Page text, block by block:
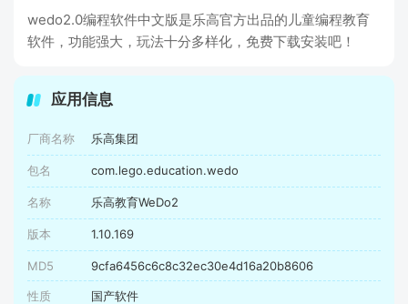
wedo2.0编程软件中文版是乐高官方出品的儿童编程教育
软件，功能强大，玩法十分多样化，免费下载安装吧！
应用信息
厂商名称 乐高集团
包名 com.lego.education.wedo
名称 乐高教育WeDo2
版本 1.10.169
MD5 9cfa6456c6c8c32ec30e4d16a20b8606
性质 国产软件